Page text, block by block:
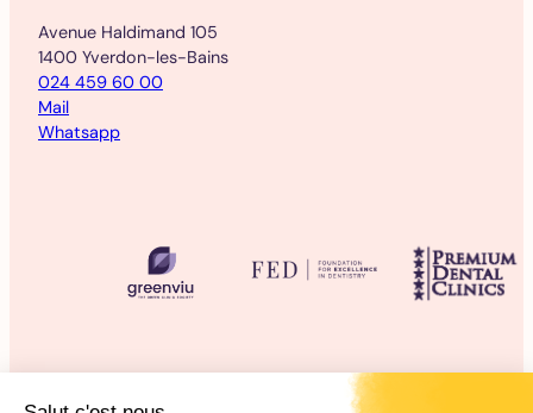
Avenue Haldimand 105
1400 Yverdon-les-Bains
024 459 60 00
Mail
Whatsapp